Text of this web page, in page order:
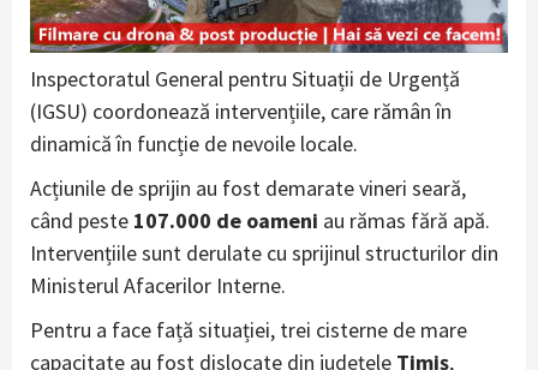
Inspectoratul General pentru Situații de Urgență
(IGSU) coordonează intervențiile, care rămân în
dinamică în funcție de nevoile locale.
Acțiunile de sprijin au fost demarate vineri seară,
când peste 107.000 de oameni au rămas fără apă.
Intervențiile sunt derulate cu sprijinul structurilor din
Ministerul Afacerilor Interne.
Pentru a face față situației, trei cisterne de mare
capacitate au fost dislocate din județele Timiș,